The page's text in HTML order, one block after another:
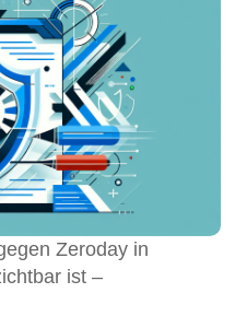
Zeroday in
ist –